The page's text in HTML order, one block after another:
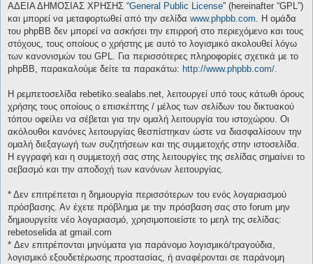
ΑΔΕΙΑ ΔΗΜΟΣΙΑΣ ΧΡΗΣΗΣ “General Public License” (hereinafter “GPL”)
και μπορεί να μεταφορτωθεί από την σελίδα www.phpbb.com. Η ομάδα
του phpBB δεν μπορεί να ασκήσει την επιρροή στο περιεχόμενο και τους
στόχους, τους οποίους ο χρήστης με αυτό το λογισμικό ακολουθεί λόγω
των κανονισμών του GPL. Για περισσότερες πληροφορίες σχετικά με το
phpBB, παρακαλούμε δείτε τα παρακάτω: http://www.phpbb.com/.
Η ρεμπετοσελίδα rebetiko.sealabs.net, λειτουργεί υπό τους κάτωθι όρους
χρήσης τους οποίους ο επισκέπτης / μέλος των σελίδων του δικτυακού
τόπου οφείλει να σέβεται για την ομαλή λειτουργία του ιστοχώρου. Οι
ακόλουθοι κανόνες λειτουργίας θεσπίστηκαν ώστε να διασφαλίσουν την
ομαλή διεξαγωγή των συζητήσεων και της συμμετοχής στην ιστοσελίδα.
Η εγγραφή και η συμμετοχή σας στης λειτουργίες της σελίδας σημαίνει το
σεβασμό και την αποδοχή των κανόνων λειτουργίας.
* Δεν επιτρέπεται η δημιουργία περισσότερων του ενός λογαριασμού
πρόσβασης. Αν έχετε πρόβλημα με την πρόσβαση σας στο forum μην
δημιουργείτε νέο λογαριασμό, χρησιμοποιείστε το μεηλ της σελίδας:
rebetoselida at gmail.com
* Δεν επιτρέπονται μηνύματα για παράνομο λογισμικό/τραγούδια,
λογισμικό εξουδετέρωσης προστασίας, ή αναφέρονται σε παράνομη